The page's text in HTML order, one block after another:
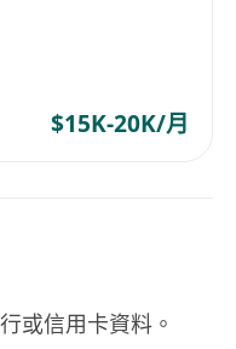
$15K-20K/月
或信用卡資料。